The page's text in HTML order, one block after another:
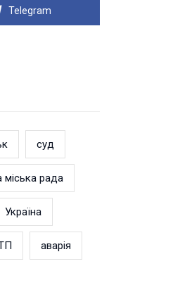
Більше новин
Telegram
суд
міська рада
Україна
аварія